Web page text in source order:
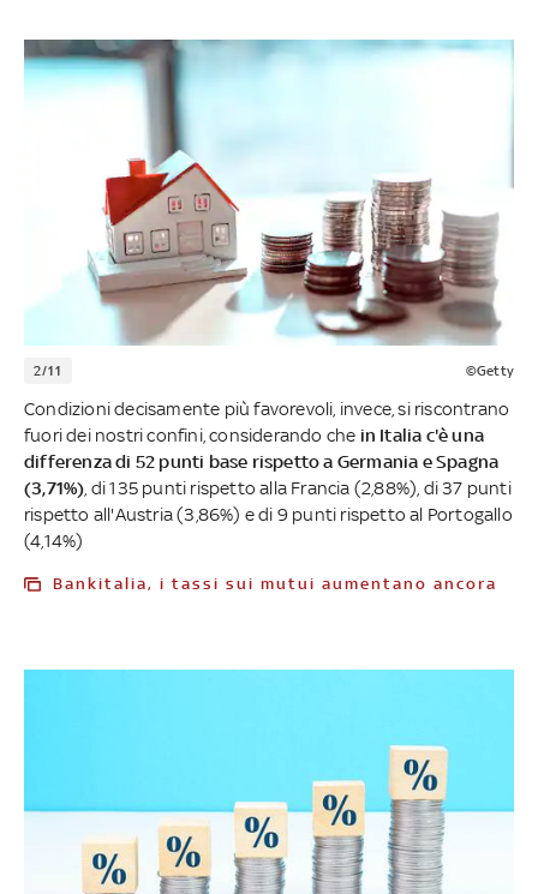
2/11 ©Getty
Condizioni decisamente più favorevoli, invece, si riscontrano
fuori dei nostri confini, considerando che in Italia c'è una
differenza di 52 punti base rispetto a Germania e Spagna
(3,71%) , di 135 punti rispetto alla Francia (2,88%), di 37 punti
rispetto all'Austria (3,86%) e di 9 punti rispetto al Portogallo
(4,14%)
Bankitalia, i tassi sui mutui aumentano ancora